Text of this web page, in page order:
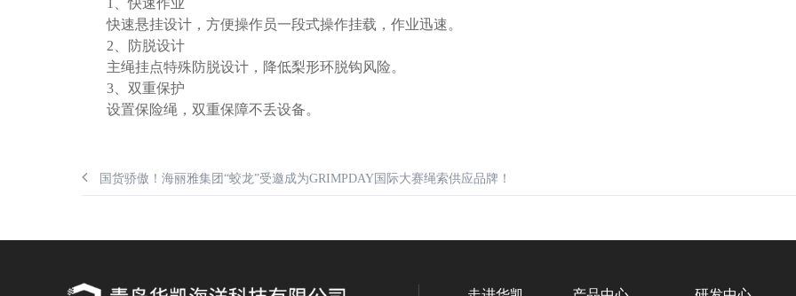
1、快速作业
快速悬挂设计，方便操作员一段式操作挂载，作业迅速。
2、防脱设计
主绳挂点特殊防脱设计，降低梨形环脱钩风险。
3、双重保护
设置保险绳，双重保障不丢设备。
国货骄傲！海丽雅集团“蛟龙”受邀成为GRIMPDAY国际大赛绳索供应品牌！